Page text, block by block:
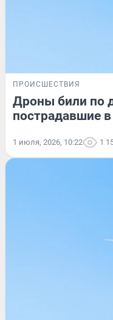
ПРОИСШЕСТВИЯ
Дроны били по
пострадавшие
1 июля, 2026, 10:22 1